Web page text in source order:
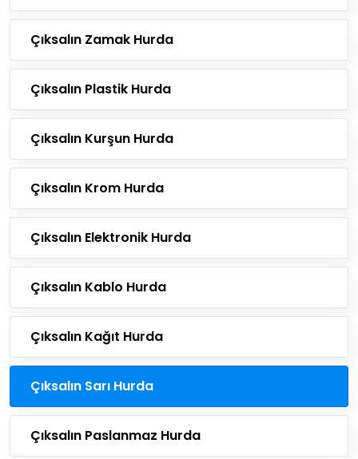
Çıksalın Zamak Hurda
Çıksalın Plastik Hurda
Çıksalın Kurşun Hurda
Çıksalın Krom Hurda
Çıksalın Elektronik Hurda
Çıksalın Kablo Hurda
Çıksalın Kağıt Hurda
Çıksalın Sarı Hurda
Çıksalın Paslanmaz Hurda